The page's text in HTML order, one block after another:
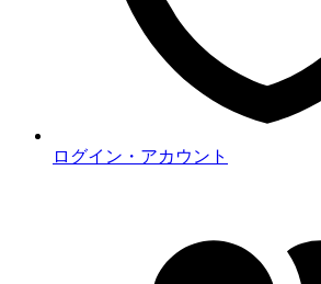
ログイン・アカウント